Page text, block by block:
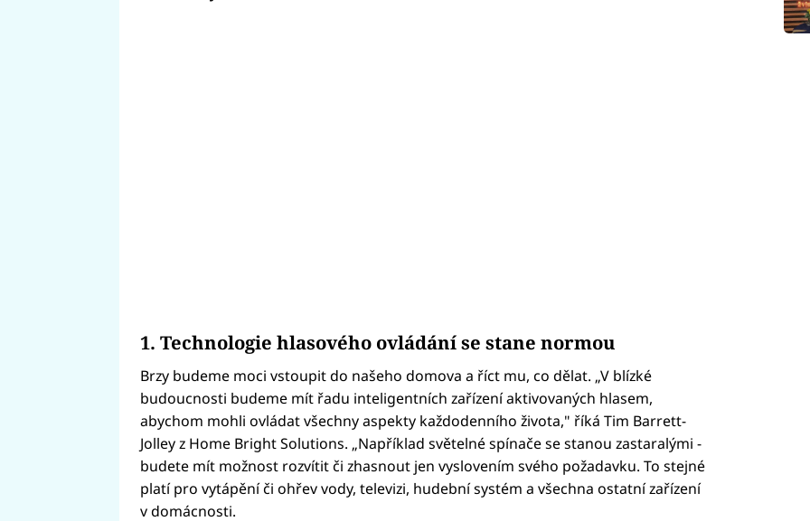
1. Technologie hlasového ovládání se stane normou
Brzy budeme moci vstoupit do našeho domova a říct mu, co dělat. „V blízké
budoucnosti budeme mít řadu inteligentních zařízení aktivovaných hlasem,
abychom mohli ovládat všechny aspekty každodenního života," říká Tim Barrett-
Jolley z Home Bright Solutions. „Například světelné spínače se stanou zastaralými -
budete mít možnost rozvítit či zhasnout jen vyslovením svého požadavku. To stejné
platí pro vytápění či ohřev vody, televizi, hudební systém a všechna ostatní zařízení
v domácnosti.